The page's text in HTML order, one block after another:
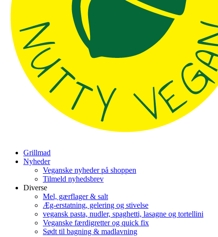
Grillmad
Nyheder
Veganske nyheder på shoppen
Tilmeld nyhedsbrev
Diverse
Mel, gærflager & salt
Æg-erstatning, gelering og stivelse
vegansk pasta, nudler, spaghetti, lasagne og tortellini
Veganske færdigretter og quick fix
Sødt til bagning & madlavning